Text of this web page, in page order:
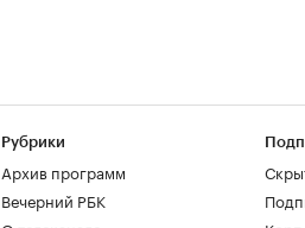
Рубрики
Архив программ
Вечерний РБК